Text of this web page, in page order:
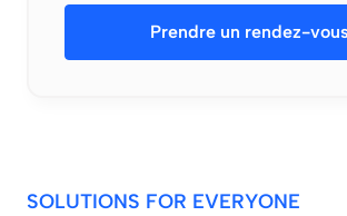
Prendre un rendez-vous
SOLUTIONS FOR EVERYONE